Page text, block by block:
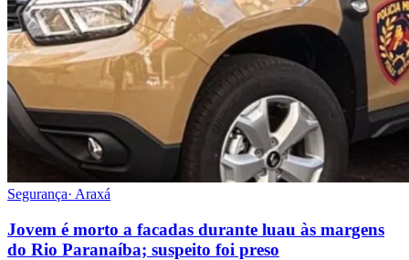
Segurança· Araxá
Jovem é morto a facadas durante luau às margens
do Rio Paranaíba; suspeito foi preso